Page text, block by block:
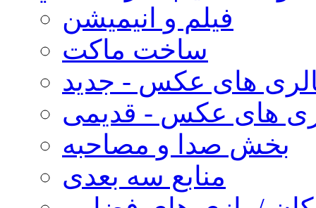
فیلم و انیمیشن
ساخت ماکت
های عکس - جدید
های عکس - قدیمی
بخش صدا و مصاحبه
منابع سه بعدی